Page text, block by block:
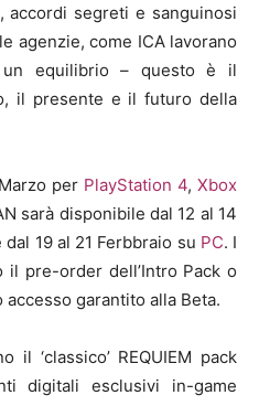
accordi segreti e sanguinosi
agenzie, come ICA lavorano
un equilibrio – questo è il
il presente e il futuro della
per PlayStation 4,Xbox
sarà disponibile dal 12 al 14
dal 19 al 21 Ferbbraio su PC. I
pre-order dell’Intro Pack o
garantito alla Beta.
‘classico’ REQUIEM pack
digitali esclusivi in-game